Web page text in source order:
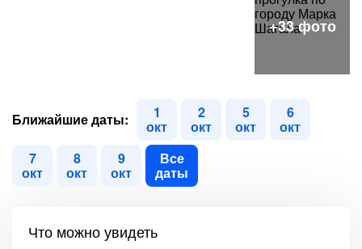
Ближайшие даты: 1
окт
2
окт
5
окт
6
окт
7
окт
8
окт
9
окт
Все
даты
Что можно увидеть